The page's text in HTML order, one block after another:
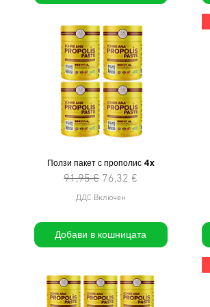
Ползи пакет с прополис 4x
Редовна цена
91,95 € Продажна цена
76,32 €
ДДС Включен
Добави в кошницата